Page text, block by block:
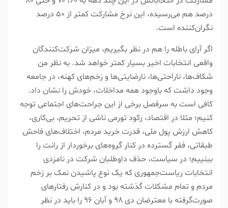
درصد هم می‌رسیده، این نرخ مشارکت کمتر از ۵۰ درصد
نگران‌کننده است.
اگر آرای باطله را هم در نظر بگیریم، میزان شرکت‌کنندگان
واقعی انتخابات اخیر بسیار کمتر خواهد شد. به نظر من
شکاف‌ها، ناراحتی‌ها، نارضایتی‌ها و زخم‌های کهنه، در جامعه
وجود داشت که باوجود همه مداخلات، خودش را نشان داد.
کافی است به سرفصل برخی از این جراحت‌های اجتماعی توجه
کنیم؛ مثلا در اقتصاد، رکود تورمی ناشی از تحریم، بی‌کاری،
کاهش ارزش پول ملی، قدرت خرید مردم، اختلاف‌های فاحش
طبقاتی، فقر گسترده در کنار گروه‌های برخوردار از رانت را
ببنییم؛ در سیاست، حذف داوطلبان شرکت در نامزدی
انتخابات ریاست‌جمهوری که یک نوع پاشیدن نمک بر زخم
مردم و تمام مشکلات گذشته بود و در کنارش رفتار‌های
صورت‌گرفته با معترضان دی ۹۸ و آبان ۹۶ را باید در نظر